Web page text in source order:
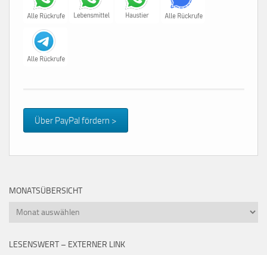
Über PayPal fördern >
MONATSÜBERSICHT
Monatsübersicht
LESENSWERT – EXTERNER LINK